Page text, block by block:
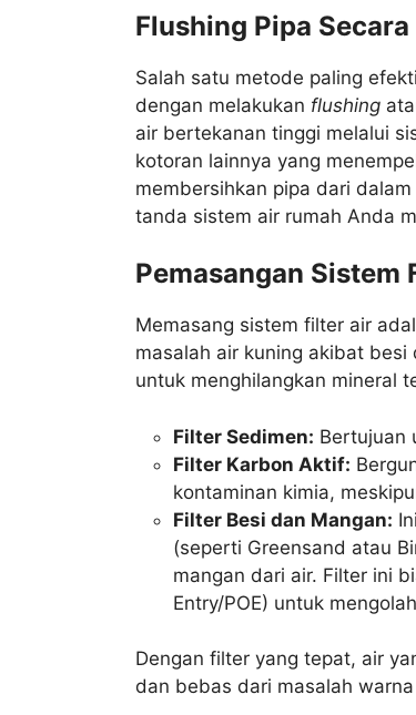
Flushing Pipa
Salah satu metode paling
dengan melakukan flushing
air bertekanan tinggi melalui
kotoran lainnya yang
membersihkan pipa dari
tanda sistem air rumah Anda
Pemasangan Sistem
Memasang sistem filter air
masalah air kuning akibat
untuk menghilangkan mineral
Filter Sedimen: Bertujuan
Filter Karbon Aktif:
kontaminan kimia,
Filter Besi dan Mangan:
(seperti Greensand atau
mangan dari air. Filter ini
Entry/POE) untuk
Dengan filter yang tepat, air
dan bebas dari masalah